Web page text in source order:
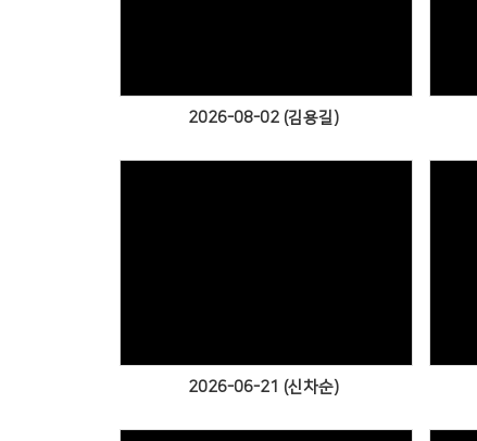
2026-08-02 (김용길)
2026-06-21 (신차순)